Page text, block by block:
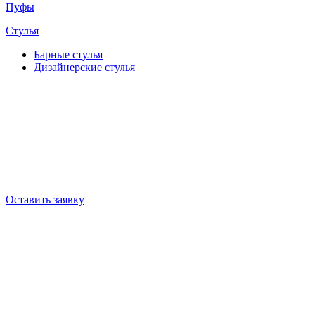
Пуфы
Стулья
Барные cтулья
Дизайнерские cтулья
Оставить заявку